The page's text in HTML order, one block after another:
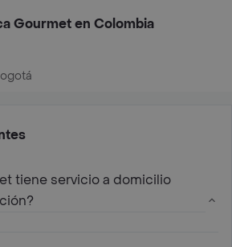
Gourmet en Colombia
tiene servicio a domicilio